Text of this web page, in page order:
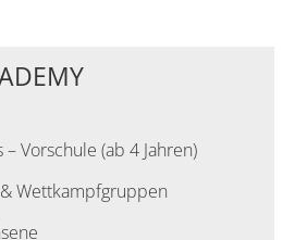
Vorschule (ab 4 Jahren)
Wettkampfgruppen